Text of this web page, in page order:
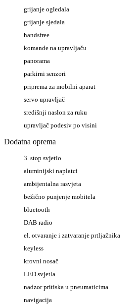
grijanje ogledala
grijanje sjedala
handsfree
komande na upravljaču
panorama
parkirni senzori
priprema za mobilni aparat
servo upravljač
središnji naslon za ruku
upravljač podesiv po visini
Dodatna oprema
3. stop svjetlo
aluminijski naplatci
ambijentalna rasvjeta
bežično punjenje mobitela
bluetooth
DAB radio
el. otvaranje i zatvaranje prtljažnika
keyless
krovni nosač
LED svjetla
nadzor pritiska u pneumaticima
navigacija